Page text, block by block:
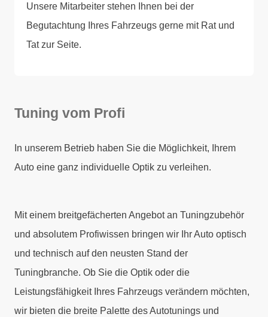
Unsere Mitarbeiter stehen Ihnen bei der
Begutachtung Ihres Fahrzeugs gerne mit Rat und
Tat zur Seite.
Tuning vom Profi
In unserem Betrieb haben Sie die Möglichkeit, Ihrem
Auto eine ganz individuelle Optik zu verleihen.
Mit einem breitgefächerten Angebot an Tuningzubehör
und absolutem Profiwissen bringen wir Ihr Auto optisch
und technisch auf den neusten Stand der
Tuningbranche. Ob Sie die Optik oder die
Leistungsfähigkeit Ihres Fahrzeugs verändern möchten,
wir bieten die breite Palette des Autotunings und